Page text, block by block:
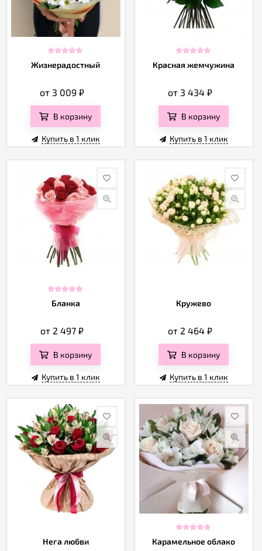
Жизнерадостный
от 3 009₽
В корзину
Купить в 1 клик
Красная жемчужина
от 3 434₽
В корзину
Купить в 1 клик
Бланка
от 2 497₽
В корзину
Купить в 1 клик
Кружево
от 2 464₽
В корзину
Купить в 1 клик
Нега любви Карамельное облако